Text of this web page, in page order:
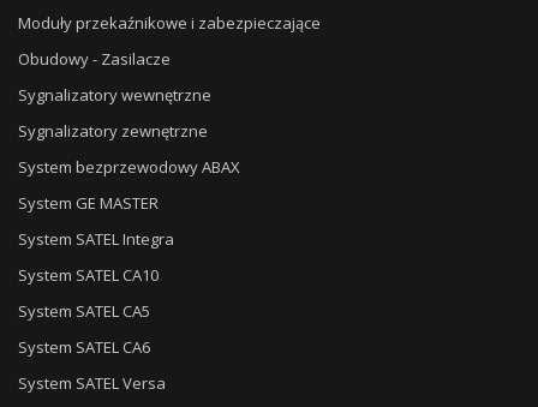
Moduły przekaźnikowe i zabezpieczające
Obudowy - Zasilacze
Sygnalizatory wewnętrzne
Sygnalizatory zewnętrzne
System bezprzewodowy ABAX
System GE MASTER
System SATEL Integra
System SATEL CA10
System SATEL CA5
System SATEL CA6
System SATEL Versa